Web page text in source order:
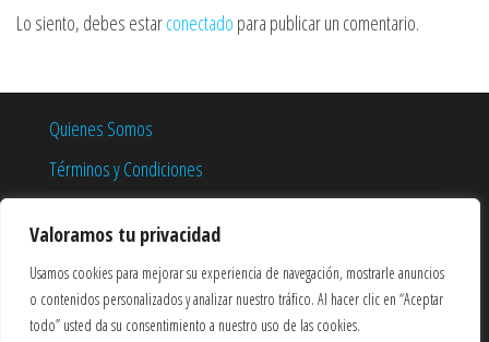
Valoramos tu privacidad
Usamos cookies para mejorar su experiencia de navegación, mostrarle anuncios
o contenidos personalizados y analizar nuestro tráfico. Al hacer clic en “Aceptar
todo” usted da su consentimiento a nuestro uso de las cookies.
Lo siento, debes estarconectado para publicar un comentario.
Quienes Somos
Términos y Condiciones
Política de Cookies